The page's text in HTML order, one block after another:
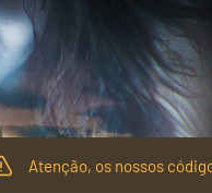
Atenção, os nossos